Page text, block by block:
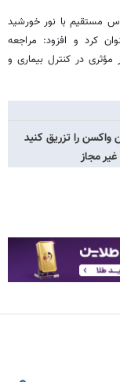
مستقیم با نور خورشید
کرد و افزود: مراجعه
در کنترل بیماری و
واکسن را تزریق کنید
مجاز